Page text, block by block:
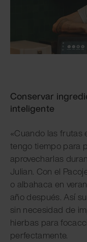
Conservar
inteligente
«Cuando las frutas
tengo tiempo para
aprovecharlas
Julian. Con el
o albahaca en
año después. Así
sin necesidad de
hierbas para
perfectamente.